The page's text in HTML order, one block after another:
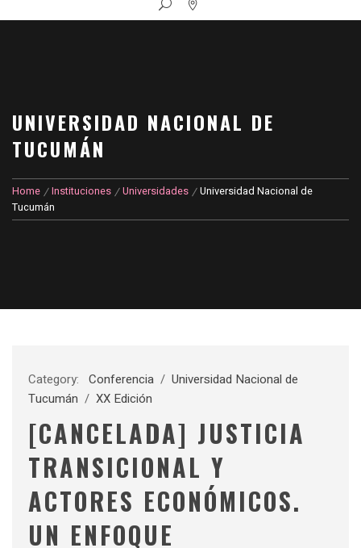
UNIVERSIDAD NACIONAL DE
TUCUMÁN
Home Instituciones Universidades
Universidad Nacional de
Tucumán
Category: Conferencia / Universidad Nacional de
Tucumán / XX Edición
[CANCELADA] JUSTICIA
TRANSICIONAL Y
ACTORES ECONÓMICOS.
UN ENFOQUE